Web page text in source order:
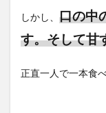
しかし、 口の中
す。そして甘
正直一人で一本食